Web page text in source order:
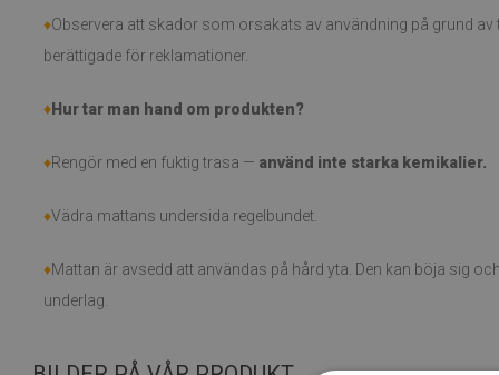
♦Observera att skador som orsakats av användning på grund av
berättigade för reklamationer.
♦Hur tar man hand om produkten?
♦Rengör med en fuktig trasa — använd inte starka kemikalier.
♦Vädra mattans undersida regelbundet.
♦Mattan är avsedd att användas på hård yta. Den kan böja sig
underlag.